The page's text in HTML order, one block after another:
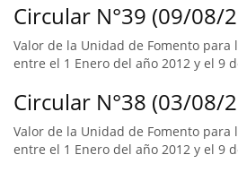
Circular N°39 (09/08/
Valor de la Unidad de Fomento para
entre el 1 Enero del año 2012 y el 9
Circular N°38 (03/08/
Valor de la Unidad de Fomento para
entre el 1 Enero del año 2012 y el 9